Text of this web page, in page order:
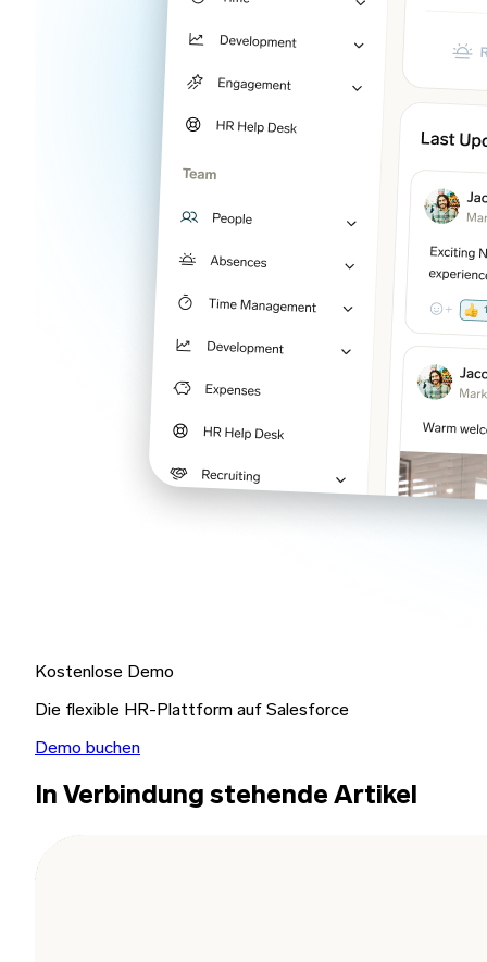
Kostenlose Demo
Die flexible HR-Plattform auf Salesforce
Demo buchen
In Verbindung stehende Artikel